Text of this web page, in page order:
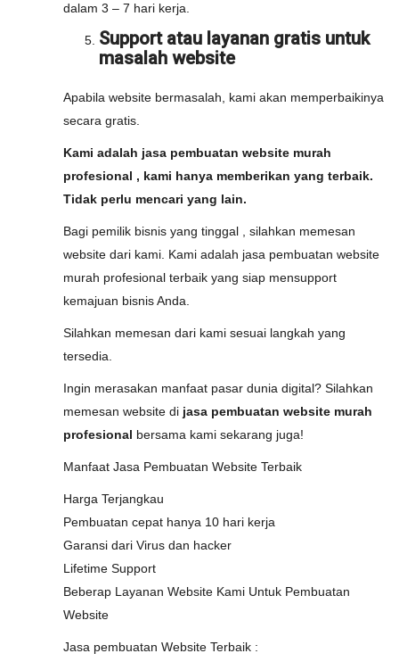
dalam 3 – 7 hari kerja.
Support atau layanan gratis untuk
masalah website
Apabila website bermasalah, kami akan memperbaikinya
secara gratis.
Kami adalah jasa pembuatan website murah
profesional , kami hanya memberikan yang terbaik.
Tidak perlu mencari yang lain.
Bagi pemilik bisnis yang tinggal , silahkan memesan
website dari kami. Kami adalah jasa pembuatan website
murah profesional terbaik yang siap mensupport
kemajuan bisnis Anda.
Silahkan memesan dari kami sesuai langkah yang
tersedia.
Ingin merasakan manfaat pasar dunia digital? Silahkan
memesan website di jasa pembuatan website murah
profesional bersama kami sekarang juga!
Manfaat Jasa Pembuatan Website Terbaik
Harga Terjangkau
Pembuatan cepat hanya 10 hari kerja
Garansi dari Virus dan hacker
Lifetime Support
Beberap Layanan Website Kami Untuk Pembuatan
Website
Jasa pembuatan Website Terbaik :